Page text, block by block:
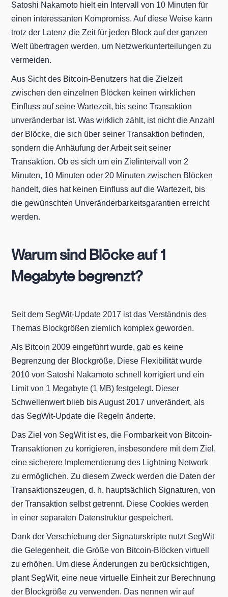
Satoshi Nakamoto hielt ein Intervall von 10 Minuten für
einen interessanten Kompromiss. Auf diese Weise kann
trotz der Latenz die Zeit für jeden Block auf der ganzen
Welt übertragen werden, um Netzwerkunterteilungen zu
vermeiden.
Aus Sicht des Bitcoin-Benutzers hat die Zielzeit
zwischen den einzelnen Blöcken keinen wirklichen
Einfluss auf seine Wartezeit, bis seine Transaktion
unveränderbar ist. Was wirklich zählt, ist nicht die Anzahl
der Blöcke, die sich über seiner Transaktion befinden,
sondern die Anhäufung der Arbeit seit seiner
Transaktion. Ob es sich um ein Zielintervall von 2
Minuten, 10 Minuten oder 20 Minuten zwischen Blöcken
handelt, dies hat keinen Einfluss auf die Wartezeit, bis
die gewünschten Unveränderbarkeitsgarantien erreicht
werden.
Warum sind Blöcke auf 1
Megabyte begrenzt?
Seit dem SegWit-Update 2017 ist das Verständnis des
Themas Blockgrößen ziemlich komplex geworden.
Als Bitcoin 2009 eingeführt wurde, gab es keine
Begrenzung der Blockgröße. Diese Flexibilität wurde
2010 von Satoshi Nakamoto schnell korrigiert und ein
Limit von 1 Megabyte (1 MB) festgelegt. Dieser
Schwellenwert blieb bis August 2017 unverändert, als
das SegWit-Update die Regeln änderte.
Das Ziel von SegWit ist es, die Formbarkeit von Bitcoin-
Transaktionen zu korrigieren, insbesondere mit dem Ziel,
eine sicherere Implementierung des Lightning Network
zu ermöglichen. Zu diesem Zweck werden die Daten der
Transaktionszeugen, d. h. hauptsächlich Signaturen, von
der Transaktion selbst getrennt. Diese Cookies werden
in einer separaten Datenstruktur gespeichert.
Dank der Verschiebung der Signaturskripte nutzt SegWit
die Gelegenheit, die Größe von Bitcoin-Blöcken virtuell
zu erhöhen. Um diese Änderungen zu berücksichtigen,
plant SegWit, eine neue virtuelle Einheit zur Berechnung
der Blockgröße zu verwenden. Das nennen wir auf